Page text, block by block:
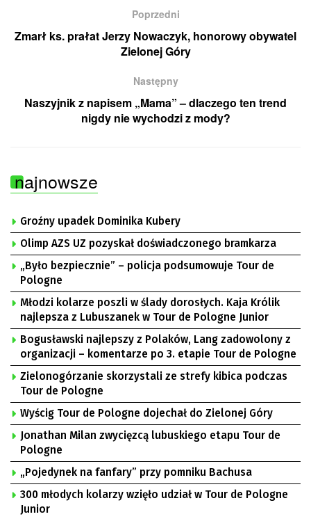
Poprzedni
Zmarł ks. prałat Jerzy Nowaczyk, honorowy obywatel
Zielonej Góry
Następny
Naszyjnik z napisem „Mama” – dlaczego ten trend
nigdy nie wychodzi z mody?
najnowsze
Groźny upadek Dominika Kubery
Olimp AZS UZ pozyskał doświadczonego bramkarza
„Było bezpiecznie” – policja podsumowuje Tour de
Pologne
Młodzi kolarze poszli w ślady dorosłych. Kaja Królik
najlepsza z Lubuszanek w Tour de Pologne Junior
Bogusławski najlepszy z Polaków, Lang zadowolony z
organizacji – komentarze po 3. etapie Tour de Pologne
Zielonogórzanie skorzystali ze strefy kibica podczas
Tour de Pologne
Wyścig Tour de Pologne dojechał do Zielonej Góry
Jonathan Milan zwycięzcą lubuskiego etapu Tour de
Pologne
„Pojedynek na fanfary” przy pomniku Bachusa
300 młodych kolarzy wzięło udział w Tour de Pologne
Junior